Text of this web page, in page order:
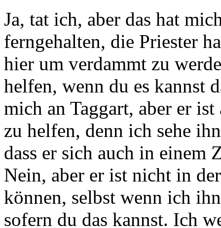
Ja, tat ich, aber das hat
ferngehalten, die Priester
hier um verdammt zu
helfen, wenn du es kannst
mich an Taggart, aber er
zu helfen, denn ich sehe
dass er sich auch in einem
Nein, aber er ist nicht in
können, selbst wenn ich
sofern du das kannst. Ich